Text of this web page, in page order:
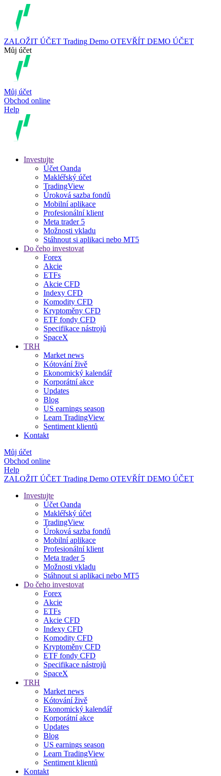
ZALOŽIT ÚČET Trading Demo OTEVŘÍT DEMO ÚČET
Můj účet
Můj účet
Obchod online
Help
Investujte
Účet Oanda
Makléřský účet
TradingView
Úroková sazba fondů
Mobilní aplikace
Profesionální klient
Meta trader 5
Možnosti vkladu
Stáhnout si aplikaci nebo MT5
Do čeho investovat
Forex
Akcie
ETFs
Akcie CFD
Indexy CFD
Komodity CFD
Kryptoměny CFD
ETF fondy CFD
Specifikace nástrojů
SpaceX
TRH
Market news
Kótování živě
Ekonomický kalendář
Korporátní akce
Updates
Blog
US earnings season
Learn TradingView
Sentiment klientů
Kontakt
Můj účet
Obchod online
Help
ZALOŽIT ÚČET Trading Demo OTEVŘÍT DEMO ÚČET
Investujte
Účet Oanda
Makléřský účet
TradingView
Úroková sazba fondů
Mobilní aplikace
Profesionální klient
Meta trader 5
Možnosti vkladu
Stáhnout si aplikaci nebo MT5
Do čeho investovat
Forex
Akcie
ETFs
Akcie CFD
Indexy CFD
Komodity CFD
Kryptoměny CFD
ETF fondy CFD
Specifikace nástrojů
SpaceX
TRH
Market news
Kótování živě
Ekonomický kalendář
Korporátní akce
Updates
Blog
US earnings season
Learn TradingView
Sentiment klientů
Kontakt